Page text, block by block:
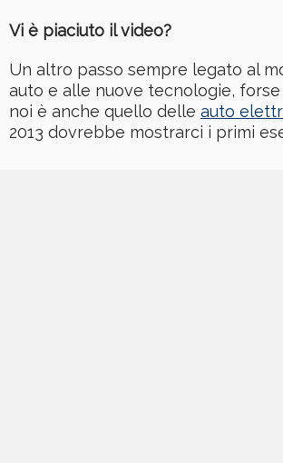
Vi è piaciuto il video?
Un altro passo sempre legato al
auto e alle nuove tecnologie,
noi è anche quello delle auto
2013 dovrebbe mostrarci i primi